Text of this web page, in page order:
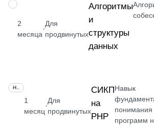
НАВЫК
2
месяца
·
Для
продвинутых
Алгоритмы
и
структуры
данных
1
месяц
·
Для
продвинутых
СИКП
на
PHP
Навык
понимания
программ